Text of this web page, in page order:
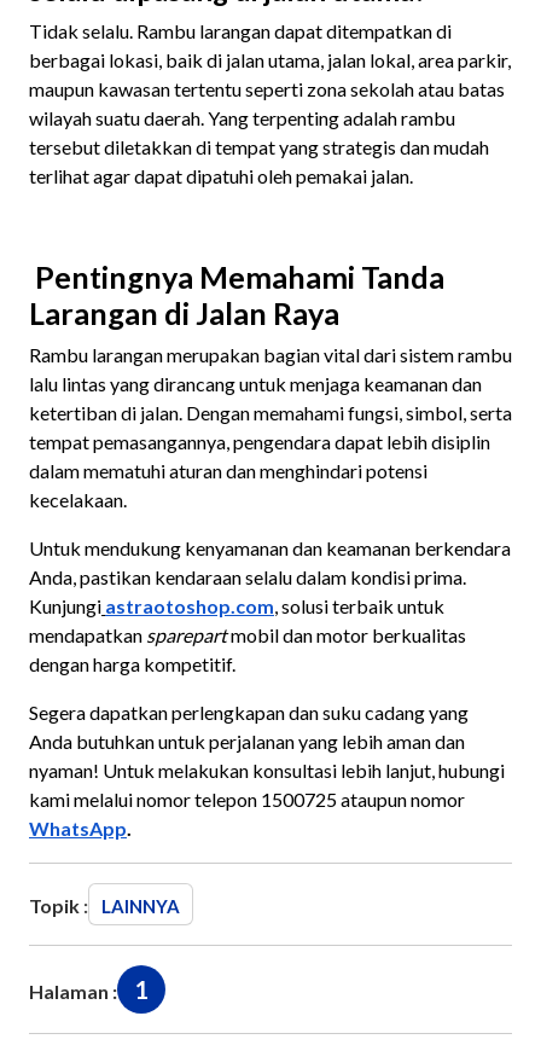
Tidak selalu. Rambu larangan dapat ditempatkan di
berbagai lokasi, baik di jalan utama, jalan lokal, area parkir,
maupun kawasan tertentu seperti zona sekolah atau batas
wilayah suatu daerah. Yang terpenting adalah rambu
tersebut diletakkan di tempat yang strategis dan mudah
terlihat agar dapat dipatuhi oleh pemakai jalan.
Pentingnya Memahami Tanda
Larangan di Jalan Raya
Rambu larangan merupakan bagian vital dari sistem rambu
lalu lintas yang dirancang untuk menjaga keamanan dan
ketertiban di jalan. Dengan memahami fungsi, simbol, serta
tempat pemasangannya, pengendara dapat lebih disiplin
dalam mematuhi aturan dan menghindari potensi
kecelakaan.
Untuk mendukung kenyamanan dan keamanan berkendara
Anda, pastikan kendaraan selalu dalam kondisi prima.
Kunjungi astraotoshop.com, solusi terbaik untuk
mendapatkan sparepartmobil dan motor berkualitas
dengan harga kompetitif.
Segera dapatkan perlengkapan dan suku cadang yang
Anda butuhkan untuk perjalanan yang lebih aman dan
nyaman! Untuk melakukan konsultasi lebih lanjut, hubungi
kami melalui nomor telepon 1500725 ataupun nomor
WhatsApp.
Topik : LAINNYA
Halaman : 1